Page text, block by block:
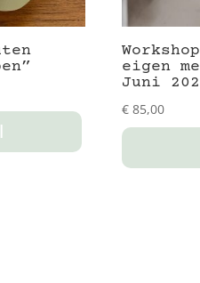
eigen
Juni
€ 85,00